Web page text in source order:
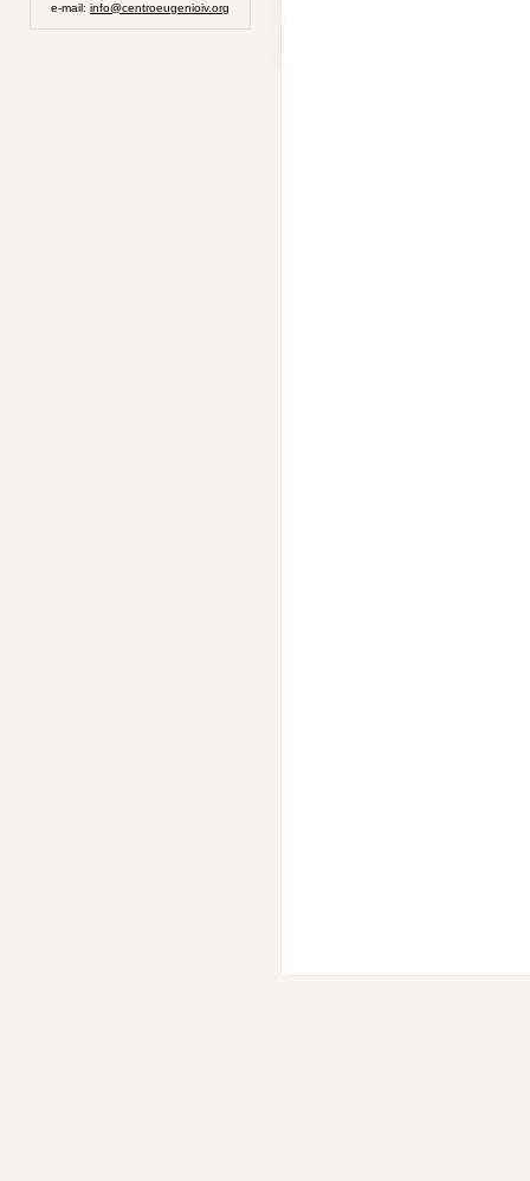
e-mail: info@centroeugenioiv.org